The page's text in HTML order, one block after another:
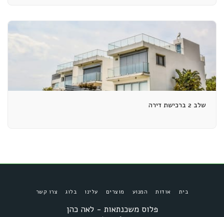
שלב 2 ברכישת דירה
פלוס משכנתאות - לאה כהן
בית אודות המנוע מוצרים עלינו בלוג צרו קשר